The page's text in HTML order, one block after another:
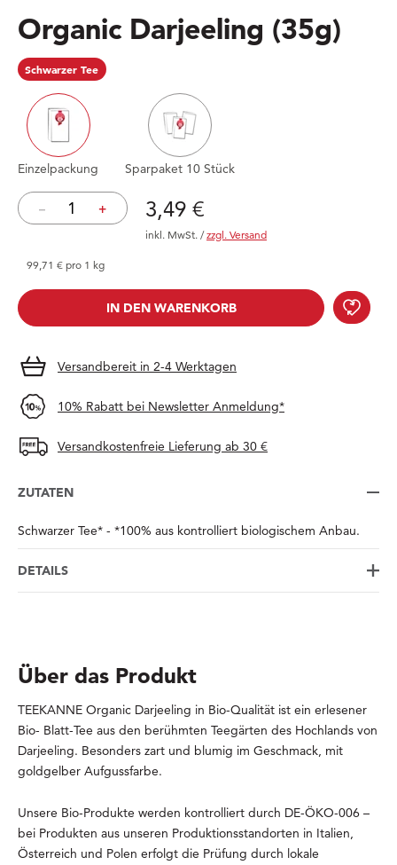
Organic Darjeeling (35g)
Schwarzer Tee
Einzelpackung Sparpaket 10 Stück
– + Preis: 3,49 €
3,49 €
inkl. MwSt. /zzgl. Versand
99,71 € pro 1 kg
IN DEN WARENKORB
Versandbereit in 2-4 Werktagen
10% Rabatt bei Newsletter Anmeldung*
Versandkostenfreie Lieferung ab 30 €
ZUTATEN
Schwarzer Tee* - *100% aus kontrolliert biologischem Anbau.
DETAILS
Über das Produkt
TEEKANNE Organic Darjeeling in Bio-Qualität ist ein erlesener
Bio- Blatt-Tee aus den berühmten Teegärten des Hochlands von
Darjeeling. Besonders zart und blumig im Geschmack, mit
goldgelber Aufgussfarbe.
Unsere Bio-Produkte werden kontrolliert durch DE-ÖKO-006 –
bei Produkten aus unseren Produktionsstandorten in Italien,
Österreich und Polen erfolgt die Prüfung durch lokale